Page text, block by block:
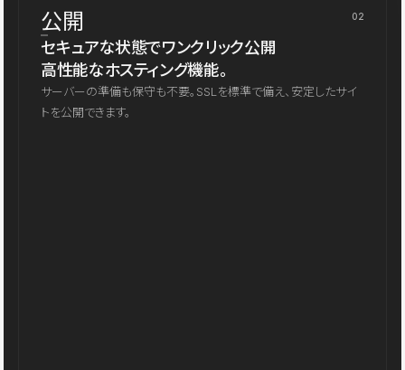
公開 02
セキュアな状態でワンクリック公開
高性能なホスティング機能。
サーバーの準備も保守も不要。SSLを標準で備え、安定したサイ
トを公開できます。